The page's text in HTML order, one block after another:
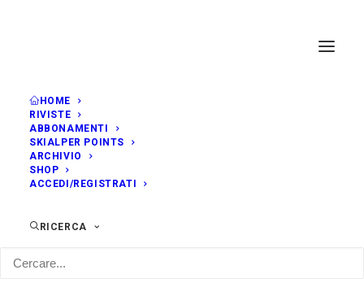
HOME
RIVISTE
ABBONAMENTI
SKIALPER POINTS
ARCHIVIO
SHOP
ACCEDI/REGISTRATI
RICERCA